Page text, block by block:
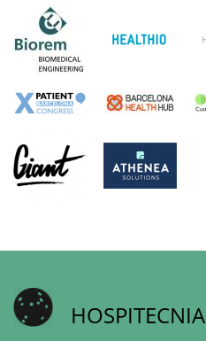
HOSPITECNIA